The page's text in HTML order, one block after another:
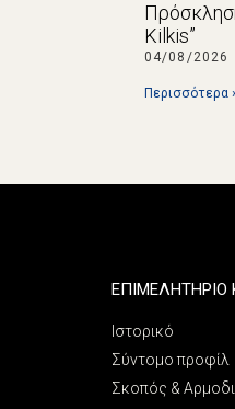
Kilkis”
04/08/2026
Περισσότερα
ΕΠΙΜΕΛΗΤΗΡΙΟ
Ιστορικό
Σύντομο προφίλ
Σκοπός &